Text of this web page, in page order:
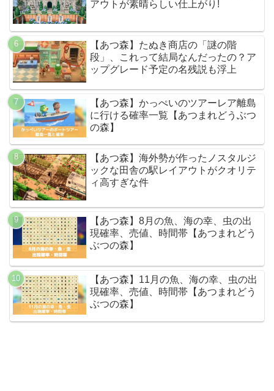
アウトが素晴らしい仕上がり!
【あつ森】たぬき商店の「謎の階
段」、これって結局なんだったの？ア
ップグレード予定の名残説も浮上
【あつ森】かっぺいのツアーレア離島
に行ける確率一覧【あつまれどうぶつ
の森】
【あつ森】海外勢が作ったノスタルジ
ックな田舎の駅レイアウトがクオリテ
ィ高すぎな件
【あつ森】8月の魚、海の幸、虫の出
現確率、売値、時間帯【あつまれどう
ぶつの森】
【あつ森】11月の魚、海の幸、虫の出
現確率、売値、時間帯【あつまれどう
ぶつの森】